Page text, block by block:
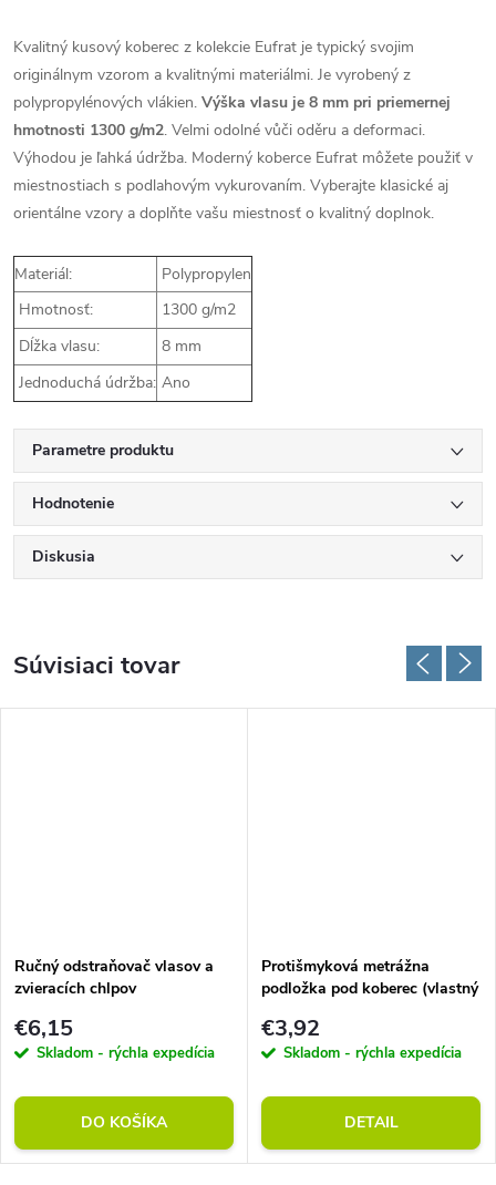
Kvalitný kusový koberec z kolekcie Eufrat je typický svojim
originálnym vzorom a kvalitnými materiálmi. Je vyrobený z
polypropylénových vlákien. Výška vlasu je 8 mm pri priemernej
hmotnosti 1300 g/m2. Velmi odolné vůči oděru a deformaci.
Výhodou je ľahká údržba. Moderný koberce Eufrat môžete použiť v
miestnostiach s podlahovým vykurovaním. Vyberajte klasické aj
orientálne vzory a doplňte vašu miestnosť o kvalitný doplnok.
Materiál:
Polypropylen
Hmotnosť:
1300 g/m2
Dĺžka vlasu:
8 mm
Jednoduchá údržba: Ano
Parametre produktu
Hodnotenie
Diskusia
Súvisiaci tovar
Ručný odstraňovač vlasov a
zvieracích chlpov
€6,15
Skladom - rýchla expedícia
DO KOŠÍKA
Protišmyková metrážna
podložka pod koberec (vlastný
€3,92
Skladom - rýchla expedícia
DETAIL